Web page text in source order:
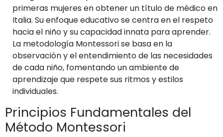
primeras mujeres en obtener un título de médico en
Italia. Su enfoque educativo se centra en el respeto
hacia el niño y su capacidad innata para aprender.
La metodología Montessori se basa en la
observación y el entendimiento de las necesidades
de cada niño, fomentando un ambiente de
aprendizaje que respete sus ritmos y estilos
individuales.
Principios Fundamentales del
Método Montessori